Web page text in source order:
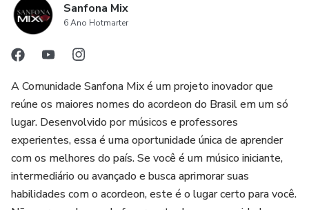
Sanfona Mix
6 Ano Hotmarter
A Comunidade Sanfona Mix é um projeto inovador que
reúne os maiores nomes do acordeon do Brasil em um só
lugar. Desenvolvido por músicos e professores
experientes, essa é uma oportunidade única de aprender
com os melhores do país. Se você é um músico iniciante,
intermediário ou avançado e busca aprimorar suas
habilidades com o acordeon, este é o lugar certo para você.